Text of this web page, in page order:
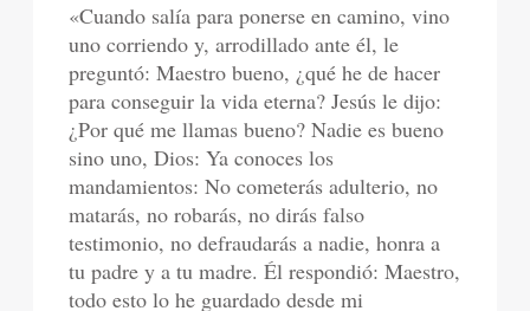
«Cuando salía para ponerse en camino, vino
uno corriendo y, arrodillado ante él, le
preguntó: Maestro bueno, ¿qué he de hacer
para conseguir la vida eterna? Jesús le dijo:
¿Por qué me llamas bueno? Nadie es bueno
sino uno, Dios: Ya conoces los
mandamientos: No cometerás adulterio, no
matarás, no robarás, no dirás falso
testimonio, no defraudarás a nadie, honra a
tu padre y a tu madre. Él respondió: Maestro,
todo esto lo he guardado desde mi